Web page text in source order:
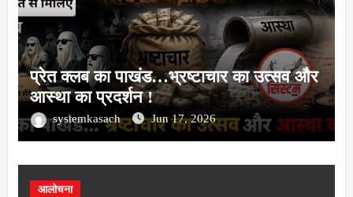
प्रेत क्लब का पाखंड…भ्रष्टाचार का उत्सव और
आस्था का प्रदर्शन !
systemkasach Jun 17, 2026
आलोचना